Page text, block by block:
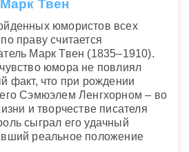
Марк Твен
юмористов всех
праву считается
Марк Твен (1835–1910).
юмора не повлиял
факт, что при рождении
Сэмюэлем Ленгхорном – во
и творчестве писателя
сыграл его удачный
реальное положение